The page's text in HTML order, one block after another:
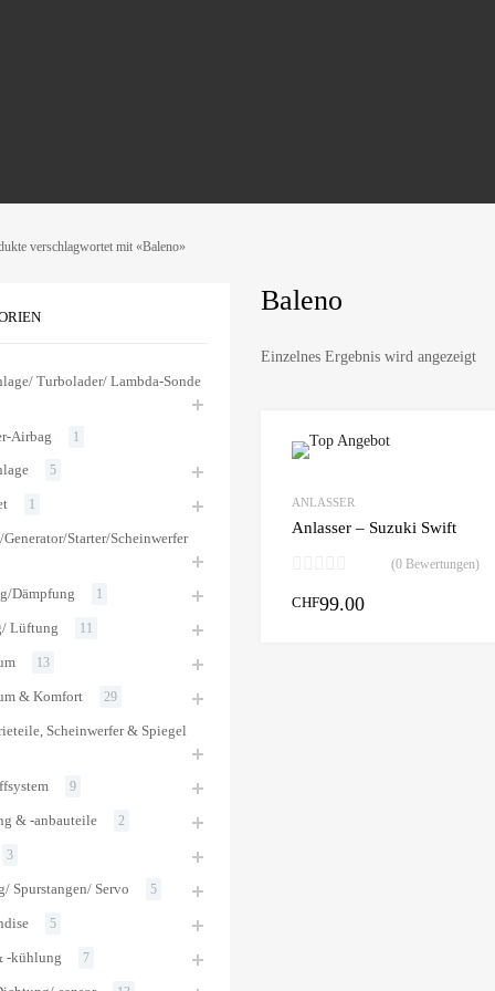
verschlagwortet mit «Baleno»
Baleno
Einzelnes Ergebnis wird angezeigt
ANLASSER
Anlasser – Suzuki Swift
(0 Bewertungen)
CHF99.00
Turbolader/ Lambda-Sonde
Airbag 1
5
1
Starter/Scheinwerfer
Dämpfung 1
Lüftung 11
13
& Komfort 29
Scheinwerfer & Spiegel
9
& -anbauteile 2
3
Spurstangen/ Servo 5
5
-kühlung 7